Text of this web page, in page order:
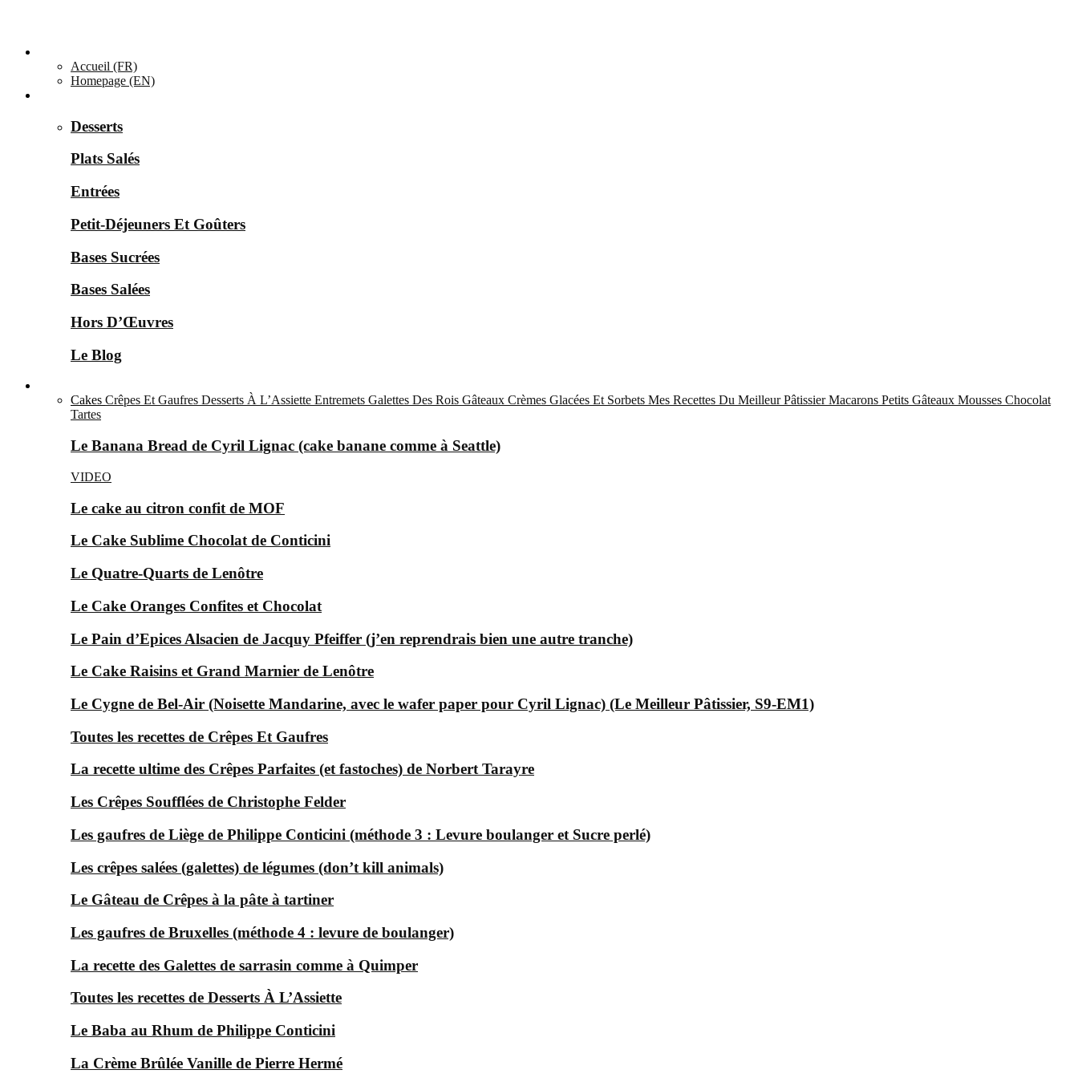
Accueil (FR)
Homepage (EN)
Desserts
Plats Salés
Entrées
Petit-Déjeuners Et Goûters
Bases Sucrées
Bases Salées
Hors D’Œuvres
Le Blog
Cakes Crêpes Et Gaufres Desserts À L’Assiette Entremets Galettes Des Rois Gâteaux Crèmes Glacées Et Sorbets Mes Recettes Du Meilleur Pâtissier Macarons Petits Gâteaux Mousses Chocolat
Tartes
Le Banana Bread de Cyril Lignac (cake banane comme à Seattle)
VIDEO
Le cake au citron confit de MOF
Le Cake Sublime Chocolat de Conticini
Le Quatre-Quarts de Lenôtre
Le Cake Oranges Confites et Chocolat
Le Pain d’Epices Alsacien de Jacquy Pfeiffer (j’en reprendrais bien une autre tranche)
Le Cake Raisins et Grand Marnier de Lenôtre
Le Cygne de Bel-Air (Noisette Mandarine, avec le wafer paper pour Cyril Lignac) (Le Meilleur Pâtissier, S9-EM1)
Toutes les recettes de Crêpes Et Gaufres
La recette ultime des Crêpes Parfaites (et fastoches) de Norbert Tarayre
Les Crêpes Soufflées de Christophe Felder
Les gaufres de Liège de Philippe Conticini (méthode 3 : Levure boulanger et Sucre perlé)
Les crêpes salées (galettes) de légumes (don’t kill animals)
Le Gâteau de Crêpes à la pâte à tartiner
Les gaufres de Bruxelles (méthode 4 : levure de boulanger)
La recette des Galettes de sarrasin comme à Quimper
Toutes les recettes de Desserts À L’Assiette
Le Baba au Rhum de Philippe Conticini
La Crème Brûlée Vanille de Pierre Hermé